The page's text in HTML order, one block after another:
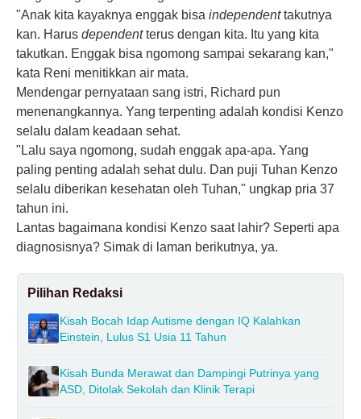
"Anak kita kayaknya enggak bisa independenttakutnya
kan. Harus dependentterus dengan kita. Itu yang kita
takutkan. Enggak bisa ngomong sampai sekarang kan,"
kata Reni menitikkan air mata.
Mendengar pernyataan sang istri, Richard pun
menenangkannya. Yang terpenting adalah kondisi Kenzo
selalu dalam keadaan sehat.
"Lalu saya ngomong, sudah enggak apa-apa. Yang
paling penting adalah sehat dulu. Dan puji Tuhan Kenzo
selalu diberikan kesehatan oleh Tuhan," ungkap pria 37
tahun ini.
Lantas bagaimana kondisi Kenzo saat lahir? Seperti apa
diagnosisnya? Simak di laman berikutnya, ya.
Pilihan Redaksi
Kisah Bocah Idap Autisme dengan IQ Kalahkan
Einstein, Lulus S1 Usia 11 Tahun
Kisah Bunda Merawat dan Dampingi Putrinya yang
ASD, Ditolak Sekolah dan Klinik Terapi